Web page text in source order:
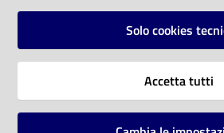
Vai alla pagina
Solo cookies
Accetta tutti